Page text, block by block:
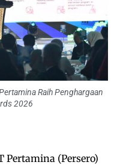
Raih Penghargaan
2026
Pertamina (Persero)